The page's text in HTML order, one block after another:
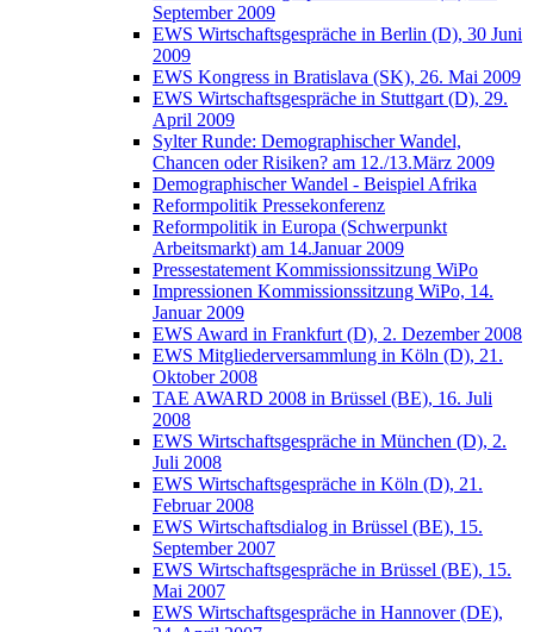
September 2009
EWS Wirtschaftsgespräche in Berlin (D), 30 Juni
2009
EWS Kongress in Bratislava (SK), 26. Mai 2009
EWS Wirtschaftsgespräche in Stuttgart (D), 29.
April 2009
Sylter Runde: Demographischer Wandel,
Chancen oder Risiken? am 12./13.März 2009
Demographischer Wandel - Beispiel Afrika
Reformpolitik Pressekonferenz
Reformpolitik in Europa (Schwerpunkt
Arbeitsmarkt) am 14.Januar 2009
Pressestatement Kommissionssitzung WiPo
Impressionen Kommissionssitzung WiPo, 14.
Januar 2009
EWS Award in Frankfurt (D), 2. Dezember 2008
EWS Mitgliederversammlung in Köln (D), 21.
Oktober 2008
TAE AWARD 2008 in Brüssel (BE), 16. Juli
2008
EWS Wirtschaftsgespräche in München (D), 2.
Juli 2008
EWS Wirtschaftsgespräche in Köln (D), 21.
Februar 2008
EWS Wirtschaftsdialog in Brüssel (BE), 15.
September 2007
EWS Wirtschaftsgespräche in Brüssel (BE), 15.
Mai 2007
EWS Wirtschaftsgespräche in Hannover (DE),